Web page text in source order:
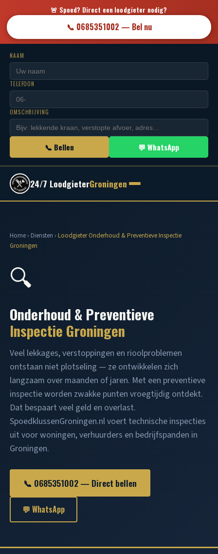
🚨 Spoed? Direct een loodgieter nodig?
📞 0685351002 — Bel nu
NAAM
TELEFOON
OMSCHRIJVING
📞 Bellen 💬 WhatsApp
24/7 LoodgieterGroningen
Home › Diensten › Loodgieter Onderhoud & Preventieve Inspectie
Groningen
🔍
Onderhoud & Preventieve
Inspectie Groningen
Veel lekkages, verstoppingen en rioolproblemen
ontstaan niet plotseling — ze ontwikkelen zich
langzaam over maanden of jaren. Met een preventieve
inspectie worden zwakke punten vroegtijdig ontdekt.
Dat bespaart veel geld en overlast.
SpoedklussenGroningen.nl voert technische inspecties
uit voor woningen, verhuurders en bedrijfspanden in
Groningen.
📞 0685351002 — Direct bellen
💬 WhatsApp